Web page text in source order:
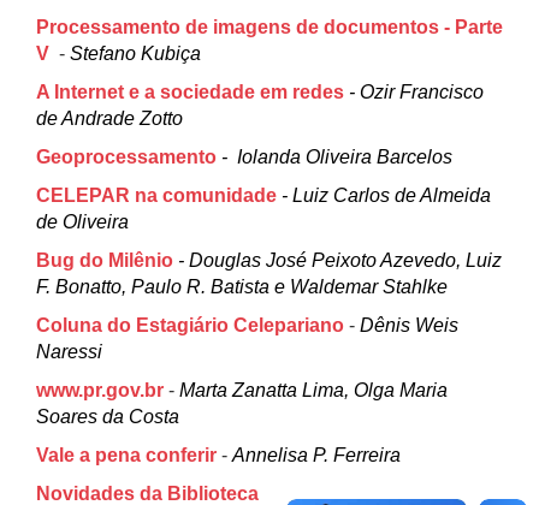
Processamento de imagens de documentos - Parte
V - Stefano Kubiça
A Internet e a sociedade em redes - Ozir Francisco
de Andrade Zotto
Geoprocessamento - Iolanda Oliveira Barcelos
CELEPAR na comunidade - Luiz Carlos de Almeida
de Oliveira
Bug do Milênio - Douglas José Peixoto Azevedo, Luiz
F. Bonatto, Paulo R. Batista e Waldemar Stahlke
Coluna do Estagiário Celepariano - Dênis Weis
Naressi
www.pr.gov.br - Marta Zanatta Lima, Olga Maria
Soares da Costa
Vale a pena conferir - Annelisa P. Ferreira
Novidades da Biblioteca